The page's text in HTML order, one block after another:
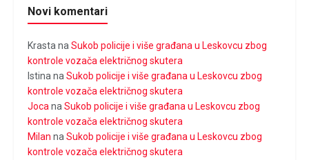
Novi komentari
Krasta na Sukob policije i više građana u Leskovcu zbog
kontrole vozača električnog skutera
Istina na Sukob policije i više građana u Leskovcu zbog
kontrole vozača električnog skutera
Joca na Sukob policije i više građana u Leskovcu zbog
kontrole vozača električnog skutera
Milan na Sukob policije i više građana u Leskovcu zbog
kontrole vozača električnog skutera